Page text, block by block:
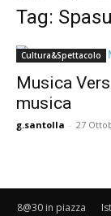
Tag:
Cultura&Spettacolo
Musica
musica
g.santolla - 27
8@30 in piazza